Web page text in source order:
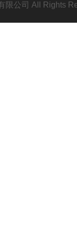
限公司 All Rights